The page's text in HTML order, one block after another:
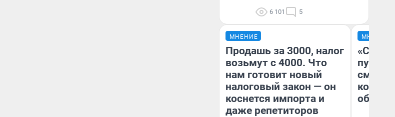
6 101 5
МНЕНИЕ
Продашь за 3000, налог
возьмут с 4000. Что
нам готовит новый
налоговый закон — он
коснется импорта и
даже репетиторов
МНЕНИЕ